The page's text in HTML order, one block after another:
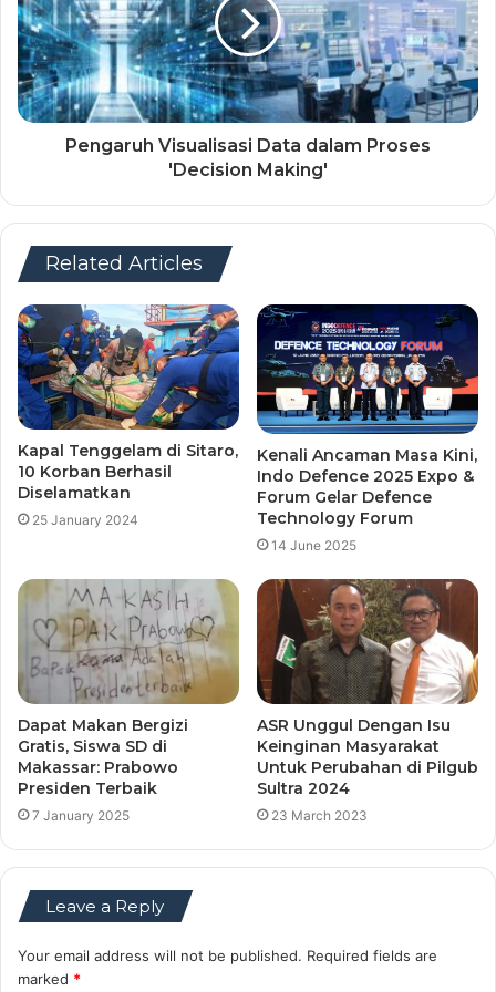
Pengaruh Visualisasi Data dalam Proses
'Decision Making'
Related Articles
Kapal Tenggelam di Sitaro,
10 Korban Berhasil
Diselamatkan
25 January 2024
Kenali Ancaman Masa Kini,
Indo Defence 2025 Expo &
Forum Gelar Defence
Technology Forum
14 June 2025
Dapat Makan Bergizi
Gratis, Siswa SD di
Makassar: Prabowo
Presiden Terbaik
7 January 2025
ASR Unggul Dengan Isu
Keinginan Masyarakat
Untuk Perubahan di Pilgub
Sultra 2024
23 March 2023
Leave a Reply
Your email address will not be published. Required fields are
marked *